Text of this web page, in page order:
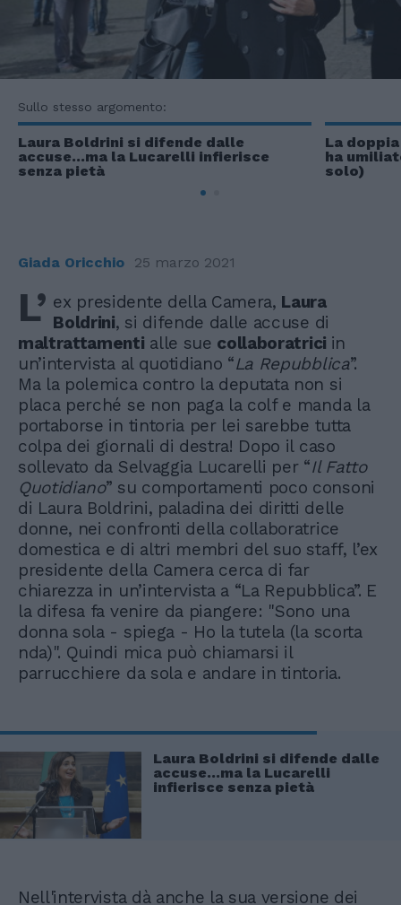
Sullo stesso argomento:
Laura Boldrini si difende dalle
accuse...ma la Lucarelli infierisce
senza pietà
La
ha
solo)
Giada Oricchio 25 marzo 2021
L’ ex presidente della Camera, Laura
Boldrini, si difende dalle accuse di
maltrattamenti alle sue collaboratrici in
un’intervista al quotidiano “La Repubblica”.
Ma la polemica contro la deputata non si
placa perché se non paga la colf e manda la
portaborse in tintoria per lei sarebbe tutta
colpa dei giornali di destra! Dopo il caso
sollevato da Selvaggia Lucarelli per “Il Fatto
Quotidiano” su comportamenti poco consoni
di Laura Boldrini, paladina dei diritti delle
donne, nei confronti della collaboratrice
domestica e di altri membri del suo staff, l’ex
presidente della Camera cerca di far
chiarezza in un’intervista a “La Repubblica”. E
la difesa fa venire da piangere: "Sono una
donna sola - spiega - Ho la tutela (la scorta
nda)". Quindi mica può chiamarsi il
parrucchiere da sola e andare in tintoria.
Laura Boldrini si difende dalle
accuse...ma la Lucarelli
infierisce senza pietà
Nell'intervista dà anche la sua versione dei